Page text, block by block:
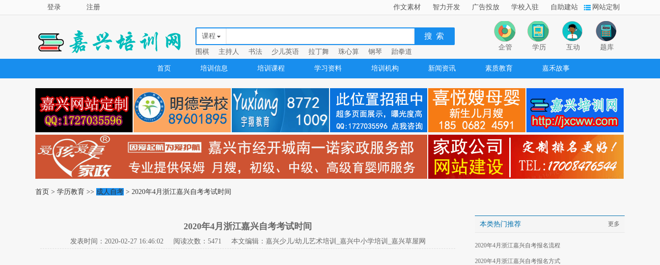
作文素材 智力开发 广告投放 学校入驻 自助建站 网站定制
登录 注册
课程
围棋 主持人 书法 少儿英语 拉丁舞 珠心算 钢琴 跆拳道
企管 学历 互动 题库
首页 培训信息 培训课程 学习资料 培训机构 新闻资讯 素质教育 嘉禾故事
首页 > 学历教育 >> 成人自考 > 2020年4月浙江嘉兴自考考试时间
2020年4月浙江嘉兴自考考试时间
发表时间： 2020-02-27 16:46:02阅读次数：5471 本文编辑：嘉兴少儿/幼儿艺术培训_嘉兴中小学培训_嘉兴草屋网
本类热门推荐 更多
2020年4月浙江嘉兴自考报名流程
2020年4月浙江嘉兴自考报名方式